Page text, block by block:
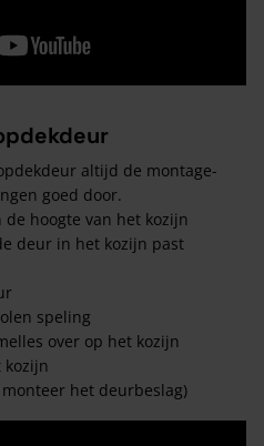
altijd de montage-
goed door.
hoogte van het kozijn
deur in het kozijn past
speling
over op het kozijn
kozijn
het deurbeslag)